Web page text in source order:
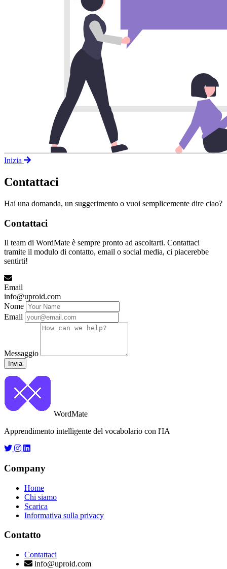
Inizia
Contattaci
Hai una domanda, un suggerimento o vuoi semplicemente dire ciao?
Contattaci
Il team di WordMate è sempre pronto ad ascoltarti. Contattaci
tramite il modulo di contatto, email o social media, ci piacerebbe
sentirti!
Email
info@uproid.com
Nome
Email
Messaggio
Invia
WordMate
Apprendimento intelligente del vocabolario con l'IA
Company
Home
Chi siamo
Scarica
Informativa sulla privacy
Contatto
Contattaci
info@uproid.com